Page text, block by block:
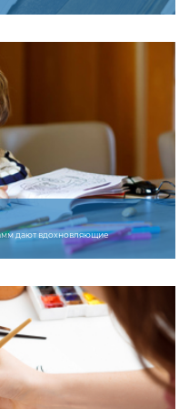
дают вдохновляющие